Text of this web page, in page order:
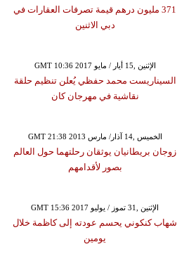
371 مليون درهم قيمة تصرفات العقارات في
دبي الاثنين
GMT 10:36 2017 الإثنين ,15 أيار / مايو
السيناريست محمد حفظي يُعلن تنظيم حلقة
نقاشية في مهرجان كان
GMT 21:38 2013 الخميس ,14 آذار/ مارس
زوجان بريطانيان يوثقان رحلتهما حول العالم
بصور لأقدامهم
GMT 15:36 2017 الإثنين ,31 تموز / يوليو
شهاب كنكوني يحسم عودته إلى كاظمة خلال
يومين